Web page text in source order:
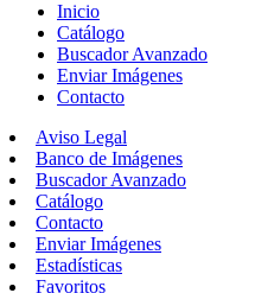
Inicio
Catálogo
Buscador Avanzado
Enviar Imágenes
Contacto
Aviso Legal
Banco de Imágenes
Buscador Avanzado
Catálogo
Contacto
Enviar Imágenes
Estadísticas
Favoritos